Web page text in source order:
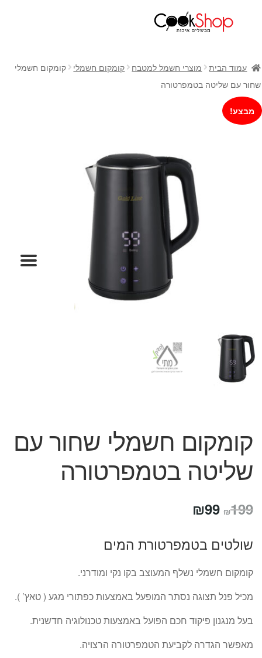
חנות
כלי בישול
סירים
מחבתות
כלי הגשה ואירוח
גאדג'טס וכלי מטבח
אחסון למטבח
מתכונים שלכם
מאמרים
עגלת קניות
תשלום
עמוד הבית מוצרי חשמל למטבח קומקום חשמלי
קומקום חשמלי
שחור עם שליטה בטמפרטורה
מבצע!
קומקום חשמלי שחור עם
שליטה בטמפרטורה
₪199 המחיר
היה:
₪199.
₪99
הוא:
₪99.
שולטים בטמפרטורת המים
קומקום חשמלי נשלף המעוצב בקו נקי ומודרני.
מכיל פנל תצוגה נסתר המופעל באמצעות כפתורי מגע ( טאץ’ ).
בעל מנגנון פיקוד חכם הפועל באמצעות טכנולוגיה חדשנית.
מאפשר הגדרה לקביעת הטמפרטורה הרצויה.